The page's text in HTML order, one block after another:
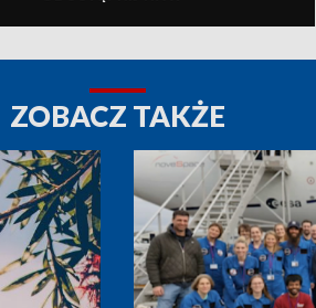
ZOBACZ TAKŻE